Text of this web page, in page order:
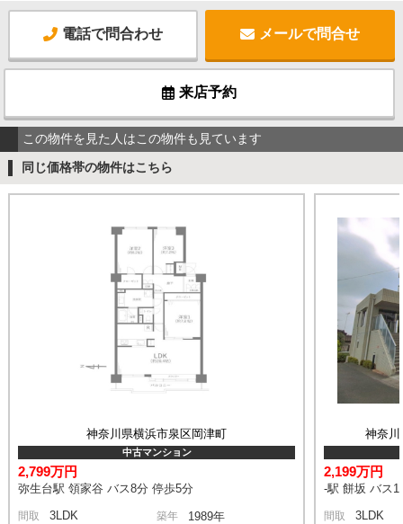
電話で問合わせ メールで問合せ
来店予約
この物件を見た人はこの物件も見ています
同じ価格帯の物件はこちら
神奈川県横浜市泉区岡津町
中古マンション
2,799万円
弥生台駅 領家谷 バス8分 停歩5分
間取 3LDK 築年 1989年
神奈川
2,199万円
-駅 餅坂 バス
間取 3LDK